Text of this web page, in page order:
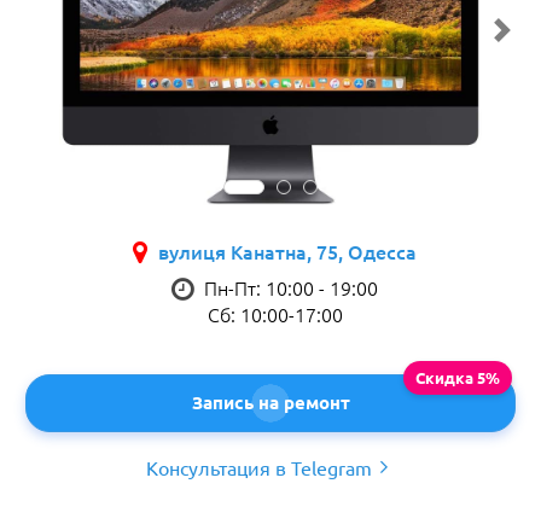
вулиця Канатна, 75, Одесса
Пн-Пт: 10:00 - 19:00
Сб: 10:00-17:00
Запись на ремонт
Консультация в Telegram